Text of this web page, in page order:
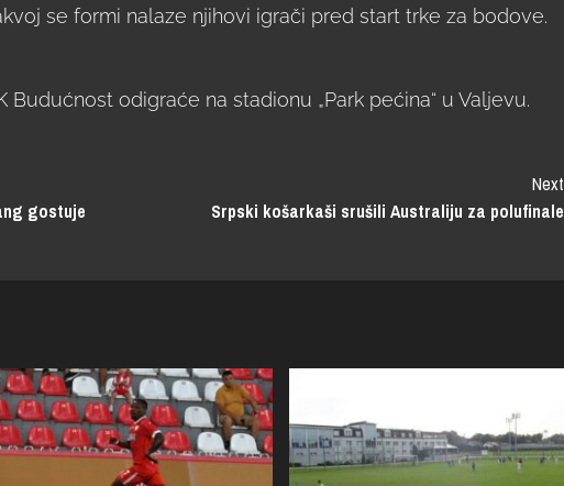
se formi nalaze njihovi igrači pred start trke za bodove.
odigraće na stadionu „Park pećina“ u Valjevu.
gostuje
Next
Srpski košarkaši srušili Australiju za polufinale